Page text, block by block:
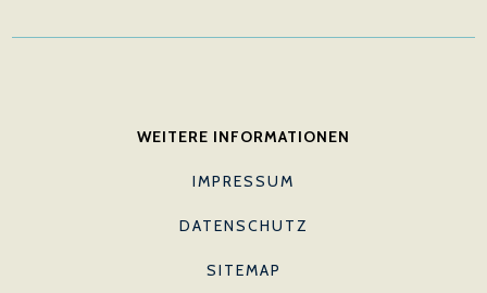
WEITERE INFORMATIONEN
IMPRESSUM
DATENSCHUTZ
SITEMAP